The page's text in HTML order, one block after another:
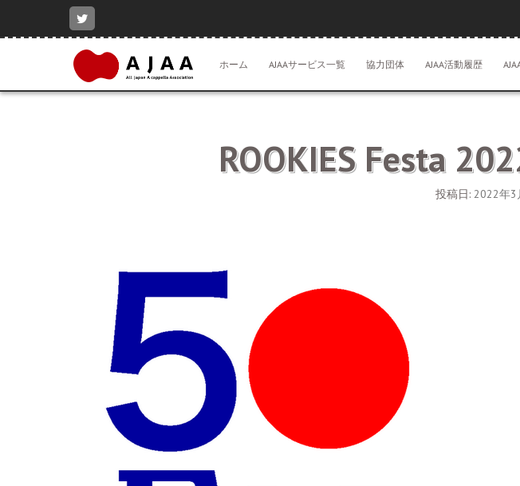
テ
へ
ホーム AJAAサービス一覧 協力団体 AJAA活動履歴
ROOKIES Festa
投稿日: 2022年3